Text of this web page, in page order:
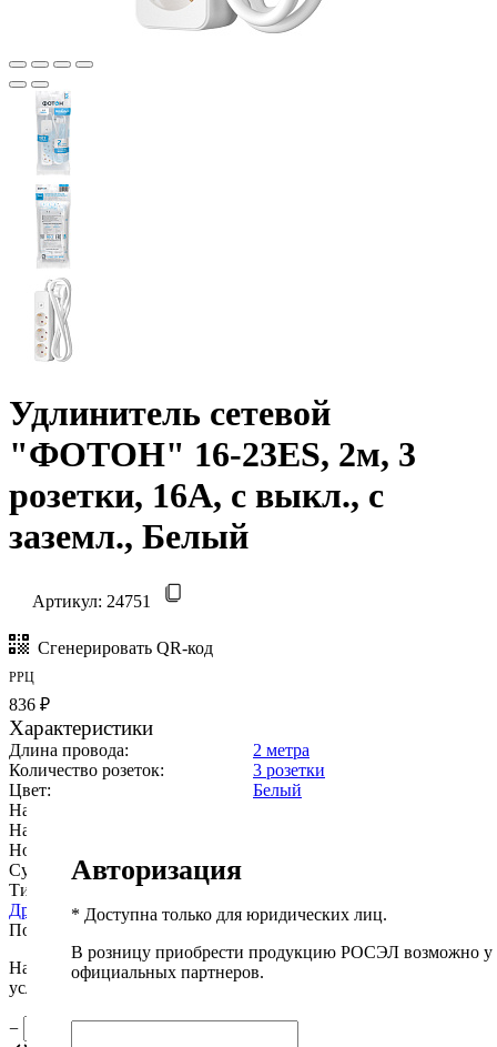
Удлинитель сетевой
"ФОТОН" 16-23ЕS, 2м, 3
розетки, 16А, с выкл., с
заземл., Белый
Артикул: 24751
Сгенерировать QR-код
РРЦ
836 ₽
Характеристики
Длина провода:
2 метра
Количество розеток:
3 розетки
Цвет:
Белый
Наличие заземления:
Наличие выключателя:
Номинальный ток, А:
Суммарная мощность, Вт:
Тип провода:
Другие характеристики
Подробнее
Наши менеджеры обязательно свяжутся вами и уточнят
условия заказа.
−
Авторизация
* Доступна только для юридических лиц.
В розницу приобрести продукцию РОСЭЛ возможно у
официальных партнеров.